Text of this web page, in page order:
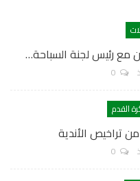
رئيس لجنة السباحة…
القدم
تراخيص الأندية